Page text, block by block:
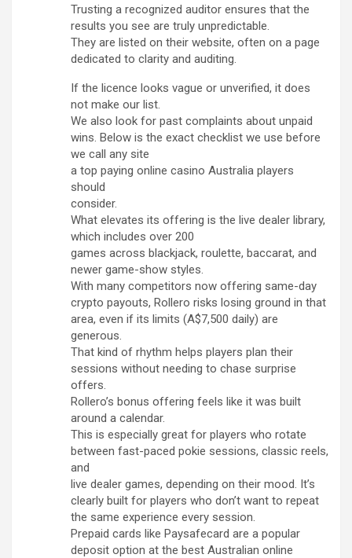
Trusting a recognized auditor ensures that the
results you see are truly unpredictable.
They are listed on their website, often on a page
dedicated to clarity and auditing.
If the licence looks vague or unverified, it does
not make our list.
We also look for past complaints about unpaid
wins. Below is the exact checklist we use before
we call any site
a top paying online casino Australia players
should
consider.
What elevates its offering is the live dealer library,
which includes over 200
games across blackjack, roulette, baccarat, and
newer game-show styles.
With many competitors now offering same-day
crypto payouts, Rollero risks losing ground in that
area, even if its limits (A$7,500 daily) are
generous.
That kind of rhythm helps players plan their
sessions without needing to chase surprise
offers.
Rollero’s bonus offering feels like it was built
around a calendar.
This is especially great for players who rotate
between fast-paced pokie sessions, classic reels,
and
live dealer games, depending on their mood. It’s
clearly built for players who don’t want to repeat
the same experience every session.
Prepaid cards like Paysafecard are a popular
deposit option at the best Australian online